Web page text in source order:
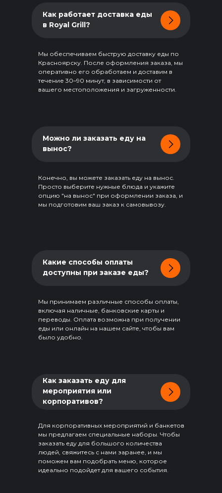
Как работает доставка еды
в Royal Grill?
Мы обеспечиваем быструю доставку еды по
Красноярску. После оформления заказа, мы
оперативно его обработаем и доставим в
течение 30–90 минут, в зависимости от
вашего местоположения и загруженности.
Можно ли заказать еду на
вынос?
Конечно, вы можете заказать еду на вынос.
Просто выберите нужные блюда и укажите
опцию "на вынос" при оформлении заказа, и
мы подготовим ваш заказ к самовывозу.
Какие способы оплаты
доступны при заказе еды?
Мы принимаем различные способы оплаты,
включая наличные, банковские карты и
переводы. Оплата возможна при получении
еды или онлайн на нашем сайте, чтобы вам
было удобно.
Как заказать еду для
мероприятия или
корпоративов?
Для корпоративных мероприятий и банкетов
мы предлагаем специальные наборы. Чтобы
заказать еду для большого количества
людей, свяжитесь с нами заранее, и мы
поможем вам подобрать меню, которое
идеально подойдет для вашего события.
Фиолетовая зона
заказ суммой
от 2000 ₽
–
от 2500 ₽
Красная зона–
заказ суммой от 3000 ₽
Синяя зона –
заказ суммой
от 1500 ₽
Зеленая зона –
Оранжевая зона
Фиолетовая зона –
платнойдоставки
бесплатнойдоставки